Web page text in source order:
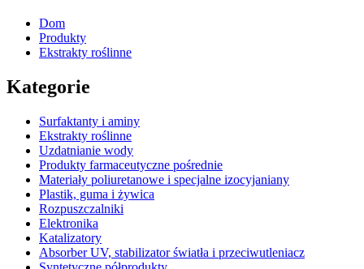
Dom
Produkty
Ekstrakty roślinne
Kategorie
Surfaktanty i aminy
Ekstrakty roślinne
Uzdatnianie wody
Produkty farmaceutyczne pośrednie
Materiały poliuretanowe i specjalne izocyjaniany
Plastik, guma i żywica
Rozpuszczalniki
Elektronika
Katalizatory
Absorber UV, stabilizator światła i przeciwutleniacz